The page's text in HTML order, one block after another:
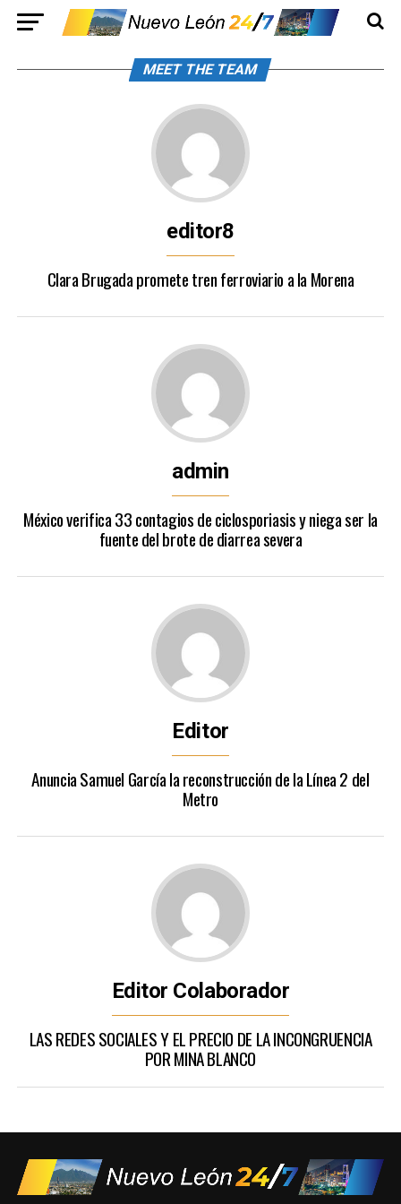
MEET THE TEAM
editor8
Clara Brugada promete tren ferroviario a la Morena
admin
México verifica 33 contagios de ciclosporiasis y niega ser la
fuente del brote de diarrea severa
Editor
Anuncia Samuel García la reconstrucción de la Línea 2 del
Metro
Editor Colaborador
LAS REDES SOCIALES Y EL PRECIO DE LA INCONGRUENCIA
POR MINA BLANCO